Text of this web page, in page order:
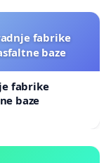
fabrike
baze
fabrike
baze